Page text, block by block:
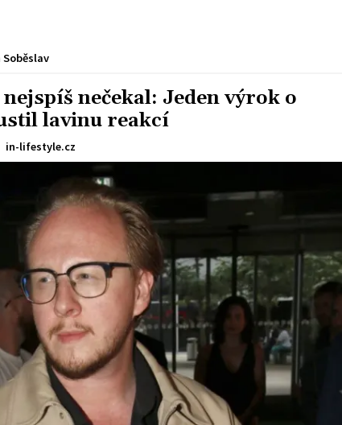
Soběslav
nečekal: Jeden výrok o
lavinu reakcí
in-lifestyle.cz